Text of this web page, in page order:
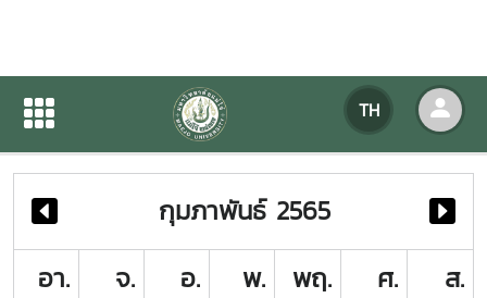
TH
ปฏิทินกิจกรรมของหน่วยงาน
ปฏิทินกิจกรรมของหน่วยงาน
กุมภาพันธ์ 2565
อา.
จ. อ. พ. พฤ. ศ.
ส.